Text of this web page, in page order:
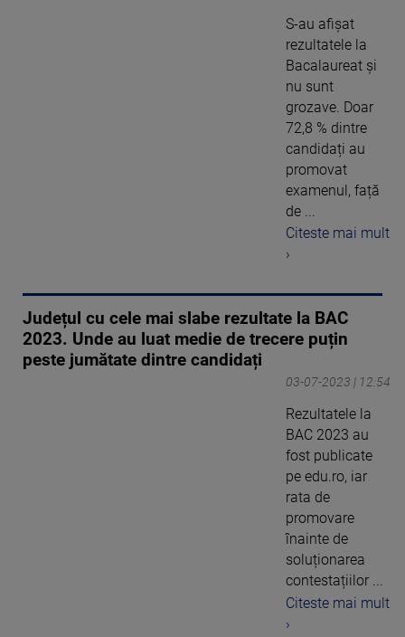
S-au afișat
rezultatele la
Bacalaureat și
nu sunt
grozave. Doar
72,8 % dintre
candidați au
promovat
examenul, față
de ...
Citeste mai mult
›
Județul cu cele mai slabe rezultate la BAC
2023. Unde au luat medie de trecere puțin
peste jumătate dintre candidați
03-07-2023 | 12:54
Rezultatele la
BAC 2023 au
fost publicate
pe edu.ro, iar
rata de
promovare
înainte de
soluționarea
contestațiilor ...
Citeste mai mult
›